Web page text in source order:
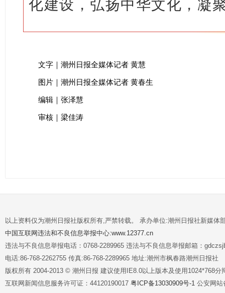
化建设，弘扬中华文化，凝
文字｜潮州日报全媒体记者 黄慧
图片｜潮州日报全媒体记者 黄春生
编辑｜张泽慧
审核｜梁佳涛
以上资料仅为潮州日报社版权所有,严禁转载。 承办单位:潮州日报社新媒体
中国互联网违法和不良信息举报中心:www.12377.cn
违法与不良信息举报电话：0768-2289965 违法与不良信息举报邮箱：
电话:86-768-2262755 传真:86-768-2289965 地址:潮州市枫春路潮州日报社
版权所有 2004-2013 © 潮州日报 建议使用IE8.0以上版本及使用1024*768分
互联网新闻信息服务许可证：44120190017 粤ICP备13030909号-1 公安网站